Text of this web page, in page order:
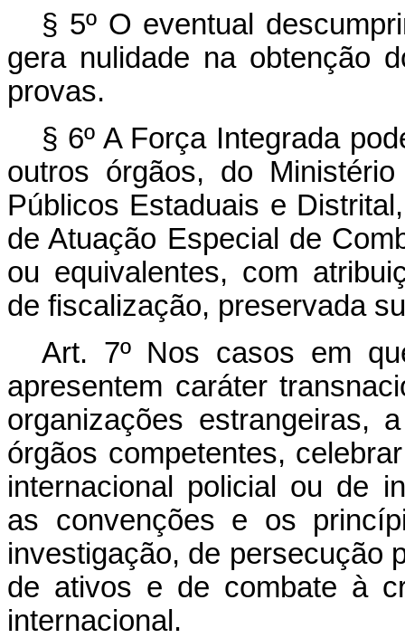
§ 5º O eventual
gera nulidade na obtenção
provas.
§ 6º A Força Integrada
outros órgãos, do
Públicos Estaduais e
de Atuação Especial de
ou equivalentes, com
de fiscalização, preservada
Art. 7º Nos casos em
apresentem caráter
organizações estrangeiras,
órgãos competentes,
internacional policial ou de
as convenções e os
investigação, de persecução
de ativos e de combate à
internacional.